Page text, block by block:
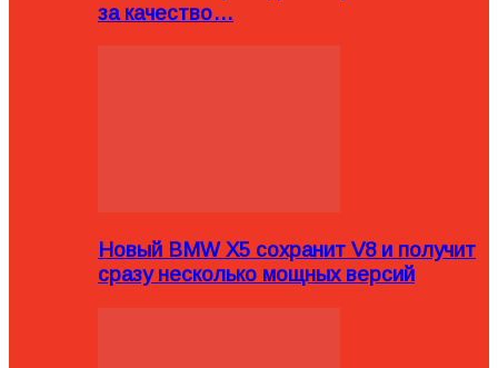
за качество…
Новый BMW X5 сохранит V8 и получит
сразу несколько мощных версий